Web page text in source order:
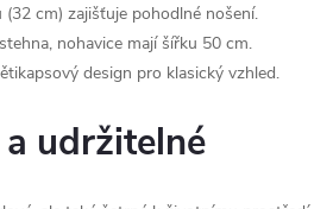
(32 cm) zajišťuje pohodlné nošení.
nohavice mají šířku 50 cm.
design pro klasický vzhled.
udržitelné